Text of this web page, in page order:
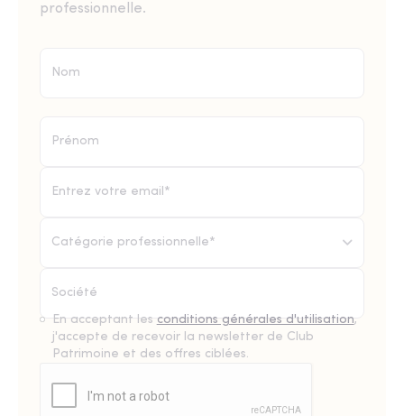
professionnelle.
Catégorie professionnelle*
En acceptant les conditions générales d'utilisation,
j'accepte de recevoir la newsletter de Club
Patrimoine et des offres ciblées.